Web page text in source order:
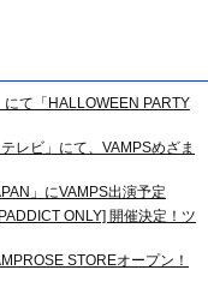
て「HALLOWEEN PARTY
レビ」にて、VAMPSめざま
」にVAMPS出演予定
ONLY] 開催決定！ツ
STOREオープン！